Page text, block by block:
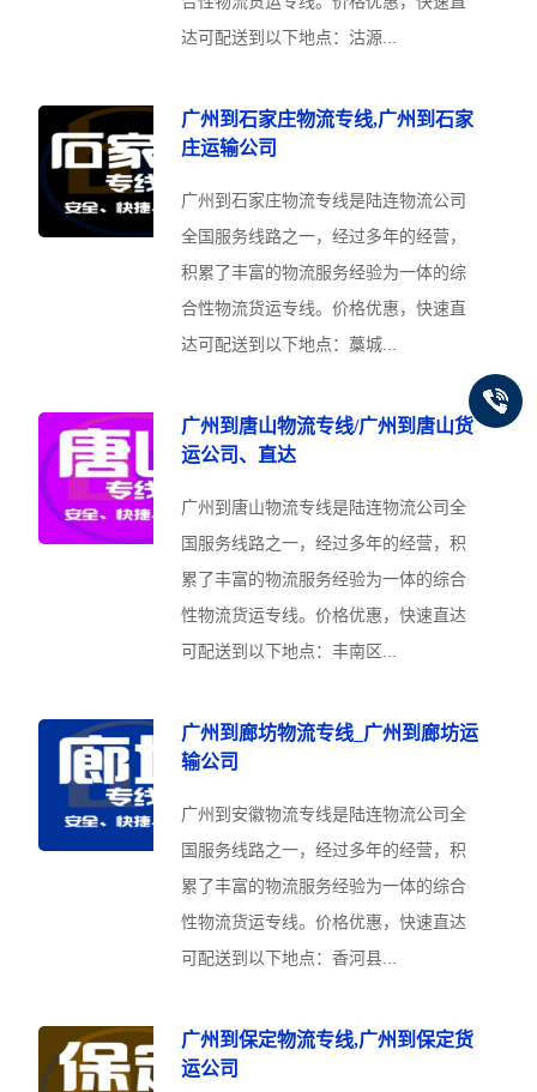
达可配送到以下地点：沽源...
广州到石家庄物流专线,广州到石家
庄运输公司
广州到石家庄物流专线是陆连物流公司
全国服务线路之一，经过多年的经营，
积累了丰富的物流服务经验为一体的综
合性物流货运专线。价格优惠，快速直
达可配送到以下地点：藁城...
广州到唐山物流专线/广州到唐山货
运公司、直达
广州到唐山物流专线是陆连物流公司全
国服务线路之一，经过多年的经营，积
累了丰富的物流服务经验为一体的综合
性物流货运专线。价格优惠，快速直达
可配送到以下地点：丰南区...
广州到廊坊物流专线_广州到廊坊运
输公司
广州到安徽物流专线是陆连物流公司全
国服务线路之一，经过多年的经营，积
累了丰富的物流服务经验为一体的综合
性物流货运专线。价格优惠，快速直达
可配送到以下地点：香河县...
广州到保定物流专线,广州到保定货
运公司